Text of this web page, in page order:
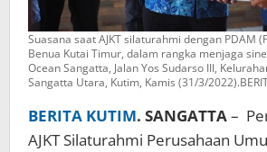
Suasana saat AJKT silaturahmi dengan PDAM
Benua Kutai Timur, dalam rangka menjaga
Ocean Sangatta, Jalan Yos Sudarso III,
Sangatta Utara, Kutim, Kamis (31/3/
BERITA KUTIM. SANGATTA–
AJKT Silaturahmi Perusahaan